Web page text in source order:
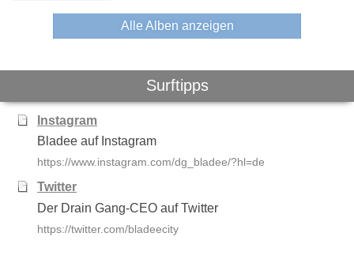
Alle Alben anzeigen
Surftipps
Instagram
Bladee auf Instagram
https://www.instagram.com/dg_bladee/?hl=de
Twitter
Der Drain Gang-CEO auf Twitter
https://twitter.com/bladeecity